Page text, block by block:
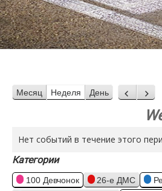
Месяц Неделя День Назад
Нет событий в течение этого
Категории
100 Девчонок 26-е ДМС